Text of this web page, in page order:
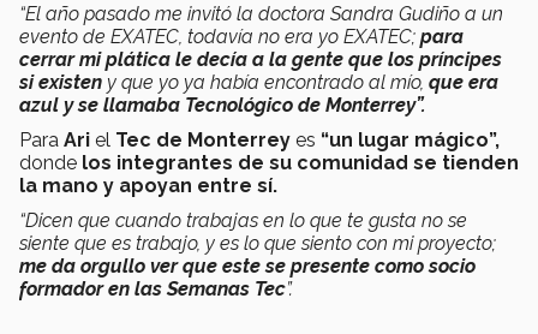
“El año pasado me invitó la doctora Sandra Gudiño a un
evento de EXATEC, todavía no era yo EXATEC; para
cerrar mi plática le decía a la gente que los príncipes
si existen y que yo ya había encontrado al mío, que era
azul y se llamaba Tecnológico de Monterrey”.
Para Ari el Tec de Monterrey es “un lugar mágico”,
donde los integrantes de su comunidad se tienden
la mano y apoyan entre sí.
“Dicen que cuando trabajas en lo que te gusta no se
siente que es trabajo, y es lo que siento con mi proyecto;
me da orgullo ver que este se presente como socio
formador en las Semanas Tec”.